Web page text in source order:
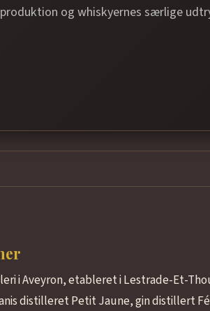
og whiskyernes særlige
i Aveyron, etableret i Lestrade-Et-
distilleret Petit Jaune, gin distillert